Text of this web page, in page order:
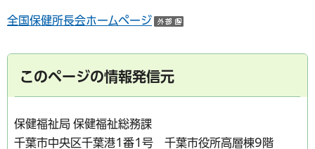
全国保健所長会ホームページ
このページの情報発信元
保健福祉局 保健福祉総務課
千葉市中央区千葉港1番1号 千葉市役所高層棟9階